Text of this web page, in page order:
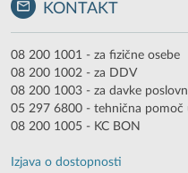
KONTAKT
08 200 1001 - za fizične osebe
08 200 1002 - za DDV
08 200 1003 - za davke
05 297 6800 - tehnična pomoč
08 200 1005 - KC BON
Izjava o dostopnosti